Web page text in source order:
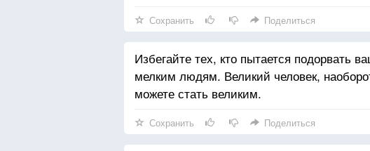
Сохранить Поделиться
Избегайте тех, кто пытается подорвать
мелким людям. Великий человек,
можете стать великим.
Сохранить Поделиться